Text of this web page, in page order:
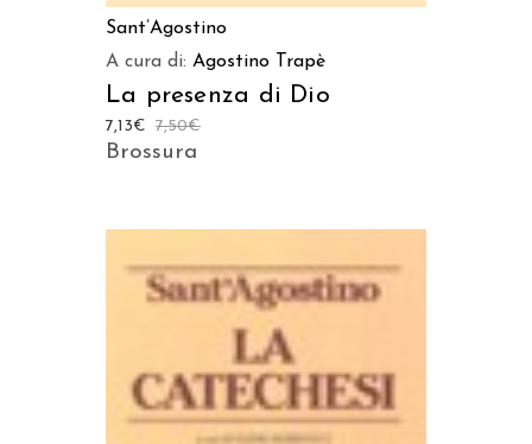
Sant’Agostino
A cura di: Agostino Trapè
La presenza di Dio
7,50€
7,13€
Brossura